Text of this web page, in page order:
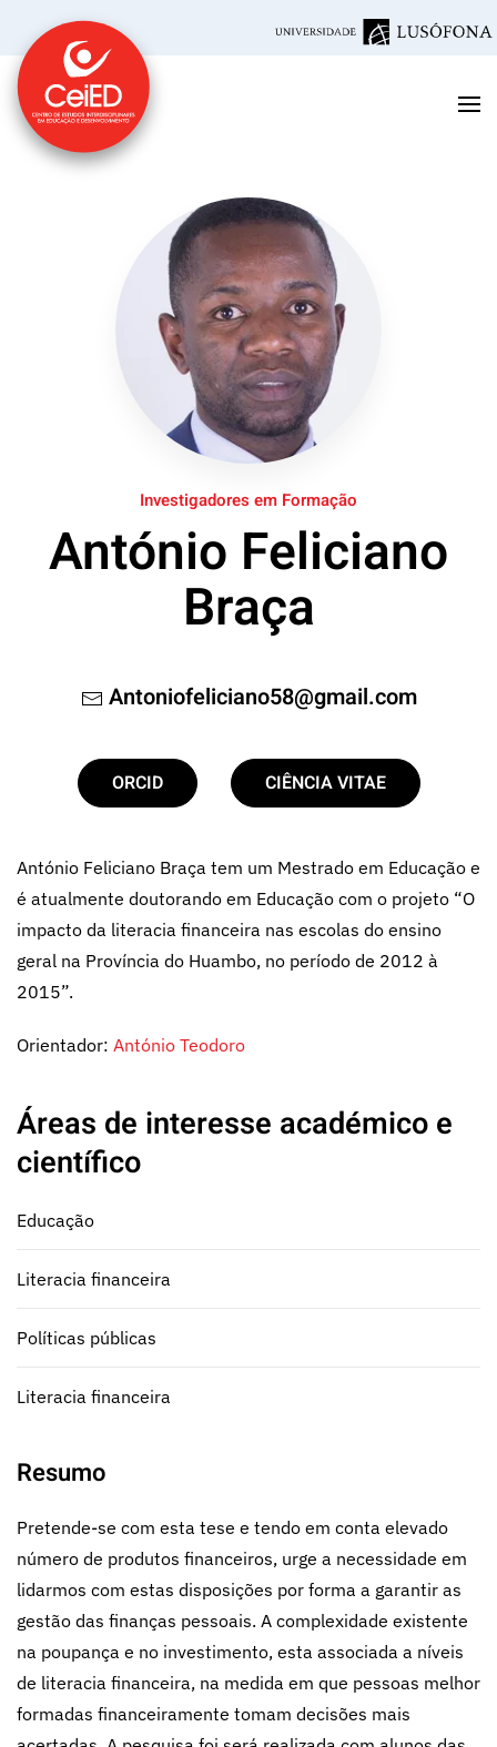
Saltar para o conteúdo principal
Investigadores em Formação
António Feliciano
Braça
Antoniofeliciano58@gmail.com
ORCID CIÊNCIA VITAE
António Feliciano Braça tem um Mestrado em Educação e
é atualmente doutorando em Educação com o projeto “O
impacto da literacia financeira nas escolas do ensino
geral na Província do Huambo, no período de 2012 à
2015”.
Orientador: António Teodoro
Áreas de interesse académico e
científico
Educação
Literacia financeira
Políticas públicas
Literacia financeira
Resumo
Pretende-se com esta tese e tendo em conta elevado
número de produtos financeiros, urge a necessidade em
lidarmos com estas disposições por forma a garantir as
gestão das finanças pessoais. A complexidade existente
na poupança e no investimento, esta associada a níveis
de literacia financeira, na medida em que pessoas melhor
formadas financeiramente tomam decisões mais